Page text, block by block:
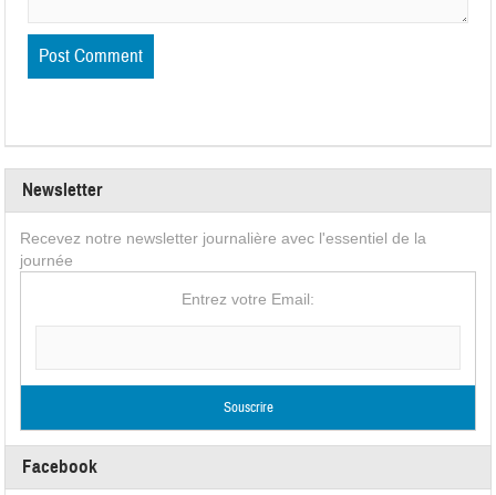
Newsletter
Recevez notre newsletter journalière avec l'essentiel de la
journée
Entrez votre Email:
Facebook